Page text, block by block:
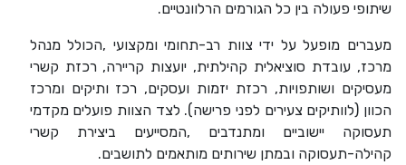
שיתופי פעולה בין כל הגורמים הרלוונטיים.
מעברים מופעל על ידי צוות רב-תחומי ומקצועי ,הכולל מנהל
מרכז, עובדת סוציאלית קהילתית, יועצות קריירה, רכזת קשרי
מעסיקים ושותפויות, רכזת יזמות ועסקים, רכז ותיקים ומרכז
הכוון (לוותיקים צעירים לפני פרישה). לצד הצוות פועלים מקדמי
תעסוקה יישוביים ומתנדבים ,המסייעים ביצירת קשרי
קהילה-תעסוקה ובמתן שירותים מותאמים לתושבים.